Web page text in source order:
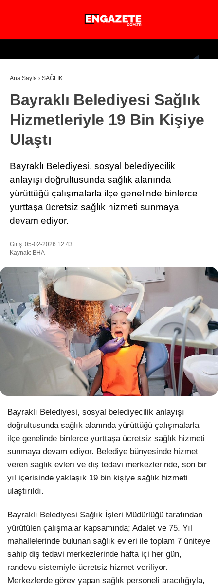
Facebook
Instagram
Youtube
Dribbble
LinkedIn
30.5
İSTANBUL
GÜNDEM
EKONOMİ
DÜNYA
MAGAZİN
SAĞLIK
TEKNOLOJİ
Ana Sayfa › SAĞLIK
Bayraklı Belediyesi Sağlık
Hizmetleriyle 19 Bin Kişiye
Ulaştı
Bayraklı Belediyesi, sosyal belediyecilik
anlayışı doğrultusunda sağlık alanında
yürüttüğü çalışmalarla ilçe genelinde binlerce
yurttaşa ücretsiz sağlık hizmeti sunmaya
devam ediyor.
Giriş: 05-02-2026 12:43
Kaynak: BHA
Bayraklı Belediyesi, sosyal belediyecilik anlayışı
doğrultusunda sağlık alanında yürüttüğü çalışmalarla
ilçe genelinde binlerce yurttaşa ücretsiz sağlık hizmeti
sunmaya devam ediyor. Belediye bünyesinde hizmet
veren sağlık evleri ve diş tedavi merkezlerinde, son bir
yıl içerisinde yaklaşık 19 bin kişiye sağlık hizmeti
ulaştırıldı.
Bayraklı Belediyesi Sağlık İşleri Müdürlüğü tarafından
yürütülen çalışmalar kapsamında; Adalet ve 75. Yıl
mahallelerinde bulunan sağlık evleri ile toplam 7 üniteye
sahip diş tedavi merkezlerinde hafta içi her gün,
randevu sistemiyle ücretsiz hizmet veriliyor.
Merkezlerde görev yapan sağlık personeli aracılığıyla,